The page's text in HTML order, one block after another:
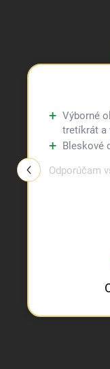
Výborné
tretíkrát a
Bleskové
Odporúčam